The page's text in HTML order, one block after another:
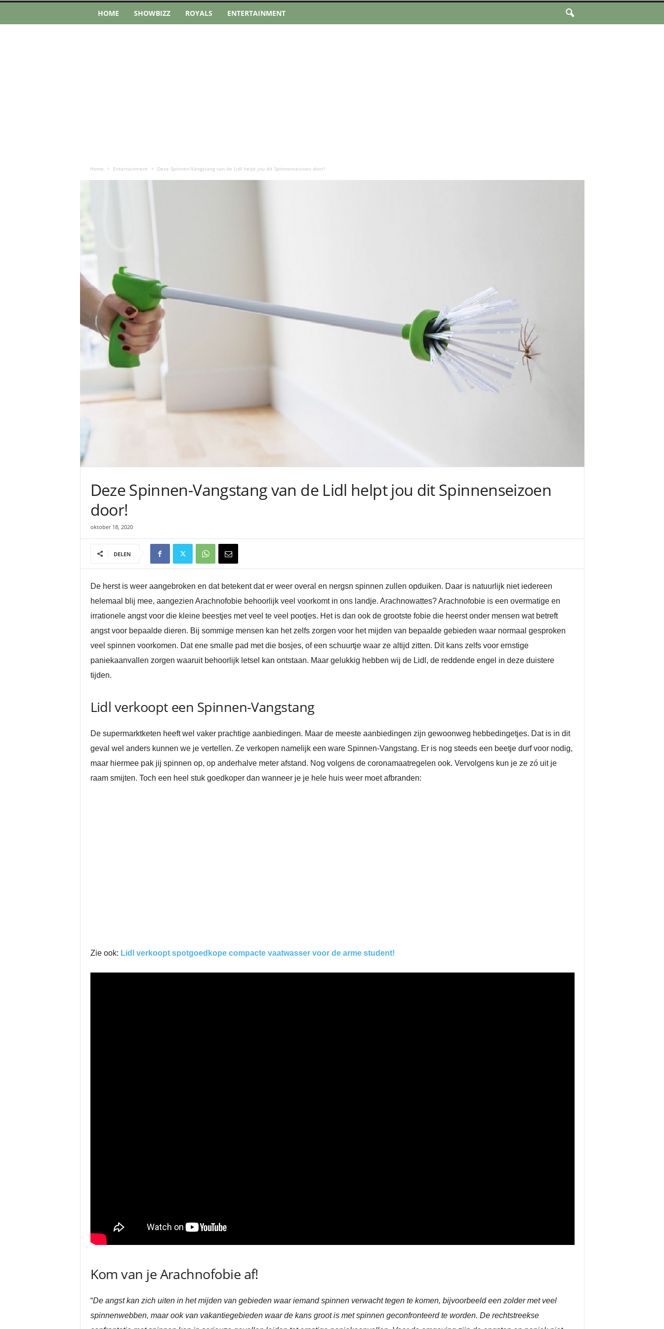
HOME SHOWBIZZ ROYALS ENTERTAINMENT
Home Entertainment Deze Spinnen-Vangstang van de Lidl helpt jou dit Spinnenseizoen door!
Deze Spinnen-Vangstang van de Lidl helpt jou dit Spinnenseizoen
door!
oktober 18, 2020
DELEN
De herst is weer aangebroken en dat betekent dat er weer overal en nergsn spinnen zullen opduiken. Daar is natuurlijk niet iedereen
helemaal blij mee, aangezien Arachnofobie behoorlijk veel voorkomt in ons landje. Arachnowattes? Arachnofobie is een overmatige en
irrationele angst voor die kleine beestjes met veel te veel pootjes. Het is dan ook de grootste fobie die heerst onder mensen wat betreft
angst voor bepaalde dieren. Bij sommige mensen kan het zelfs zorgen voor het mijden van bepaalde gebieden waar normaal gesproken
veel spinnen voorkomen. Dat ene smalle pad met die bosjes, of een schuurtje waar ze altijd zitten. Dit kans zelfs voor ernstige
paniekaanvallen zorgen waaruit behoorlijk letsel kan ontstaan. Maar gelukkig hebben wij de Lidl, de reddende engel in deze duistere
tijden.
Lidl verkoopt een Spinnen-Vangstang
De supermarktketen heeft wel vaker prachtige aanbiedingen. Maar de meeste aanbiedingen zijn gewoonweg hebbedingetjes. Dat is in dit
geval wel anders kunnen we je vertellen. Ze verkopen namelijk een ware Spinnen-Vangstang. Er is nog steeds een beetje durf voor nodig,
maar hiermee pak jij spinnen op, op anderhalve meter afstand. Nog volgens de coronamaatregelen ook. Vervolgens kun je ze zó uit je
raam smijten. Toch een heel stuk goedkoper dan wanneer je je hele huis weer moet afbranden:
Zie ook: Lidl verkoopt spotgoedkope compacte vaatwasser voor de arme student!
Kom van je Arachnofobie af!
“De angst kan zich uiten in het mijden van gebieden waar iemand spinnen verwacht tegen te komen, bijvoorbeeld een zolder met veel
spinnenwebben, maar ook van vakantiegebieden waar de kans groot is met spinnen geconfronteerd te worden. De rechtstreekse